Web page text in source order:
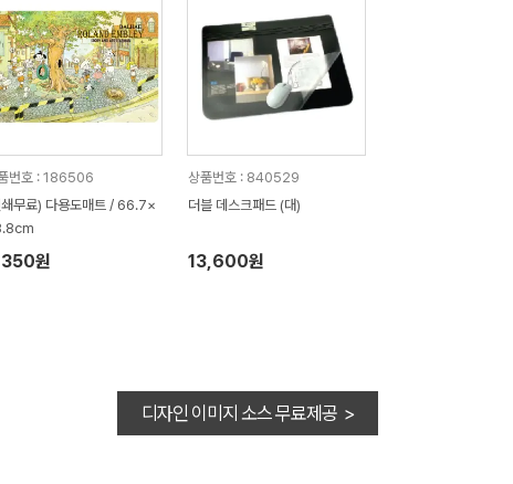
번호 : 186506
무료) 다용도매트 / 66.7×
원
상품번호 : 840529
더블 데스크패드 (대)
13,600원
디자인 이미지 소스 무료제공 >